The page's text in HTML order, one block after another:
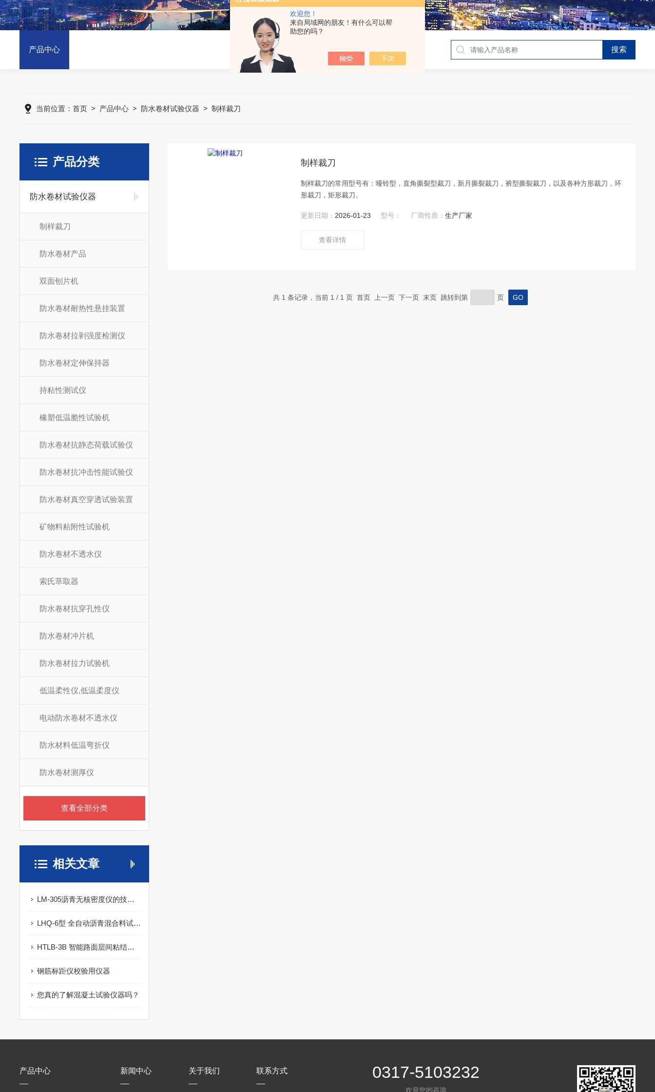
欢迎您！
来自局域网的朋友！有什么可以帮
助您的吗？
产品中心
当前位置：首页 > 产品中心 > 防水卷材试验仪器 >制样裁刀
产品分类
防水卷材试验仪器
制样裁刀
防水卷材产品
双面刨片机
防水卷材耐热性悬挂装置
防水卷材拉剥强度检测仪
防水卷材定伸保持器
持粘性测试仪
橡塑低温脆性试验机
防水卷材抗静态荷载试验仪
防水卷材抗冲击性能试验仪
防水卷材真空穿透试验装置
矿物料粘附性试验机
防水卷材不透水仪
索氏萃取器
防水卷材抗穿孔性仪
防水卷材冲片机
防水卷材拉力试验机
低温柔性仪,低温柔度仪
电动防水卷材不透水仪
防水材料低温弯折仪
防水卷材测厚仪
查看全部分类
相关文章
LM-305沥青无核密度仪的技术参数及产品概述
LHQ-6型 全自动沥青混合料试件切割机的技术参数
HTLB-3B 智能路面层间粘结力拉拔试验仪的产品特点及技术参数
钢筋标距仪校验用仪器
您真的了解混凝土试验仪器吗？
制样裁刀
制样裁刀的常用型号有：哑铃型，直角撕裂型裁刀，新月撕裂裁刀，裤型撕裂裁刀，以及各种方形裁刀，环
形裁刀，矩形裁刀。
更新日期： 2026-01-23 型号： 厂商性质：生产厂家
查看详情
共 1 条记录，当前 1 / 1 页 首页 上一页 下一页 末页 跳转到第 页
产品中心 新闻中心 关于我们 联系方式 0317-5103232
欢迎您的咨询